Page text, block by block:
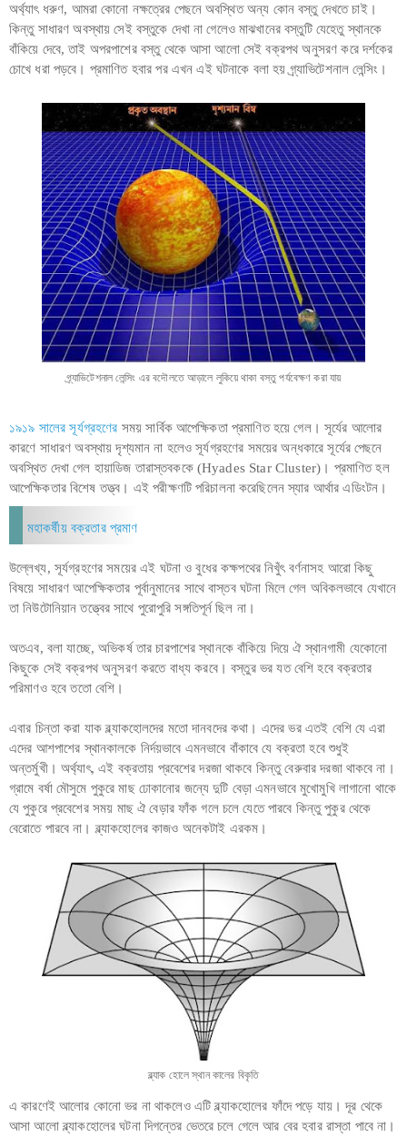
অর্থ্যাৎ ধরুণ, আমরা কোনো নক্ষত্রের পেছনে অবস্থিত অন্য কোন বস্তু দেখতে চাই।
কিন্তু সাধারণ অবস্থায় সেই বস্তুকে দেখা না গেলেও মাঝখানের বস্তুটি যেহেতু স্থানকে
বাঁকিয়ে দেবে, তাই অপরপাশের বস্তু থেকে আসা আলো সেই বক্রপথ অনুসরণ করে দর্শকের
চোখে ধরা পড়বে। প্রমাণিত হবার পর এখন এই ঘটনাকে বলা হয় গ্র্যাভিটেশনাল লেন্সিং।
গ্র্যাভিটেশনাল লেন্সিং এর বদৌলতে আড়ালে লুকিয়ে থাকা বস্তু পর্যবেক্ষণ করা যায়
১৯১৯ সালের সূর্যগ্রহণের সময় সার্বিক আপেক্ষিকতা প্রমাণিত হয়ে গেল। সূর্যের আলোর
কারণে সাধারণ অবস্থায় দৃশ্যমান না হলেও সূর্যগ্রহণের সময়ের অন্ধকারে সূর্যের পেছনে
অবস্থিত দেখা গেল হায়াডিজ তারাস্তবককে (Hyades Star Cluster)। প্রমাণিত হল
আপেক্ষিকতার বিশেষ তত্ত্ব। এই পরীক্ষণটি পরিচালনা করেছিলেন স্যার আর্থার এডিংটন।
মহাকর্ষীয় বক্রতার প্রমাণ
উল্লেখ্য, সূর্যগ্রহণের সময়ের এই ঘটনা ও বুধের কক্ষপথের নিখুঁৎ বর্ণনাসহ আরো কিছু
বিষয়ে সাধারণ আপেক্ষিকতার পূর্বানুমানের সাথে বাস্তব ঘটনা মিলে গেল অবিকলভাবে যেখানে
তা নিউটোনিয়ান তত্ত্বের সাথে পুরোপুরি সঙ্গতিপূর্ন ছিল না।
অতএব, বলা যাচ্ছে, অভিকর্ষ তার চারপাশের স্থানকে বাঁকিয়ে দিয়ে ঐ স্থানগামী যেকোনো
কিছুকে সেই বক্রপথ অনুসরণ করতে বাধ্য করবে। বস্তুর ভর যত বেশি হবে বক্রতার
পরিমাণও হবে ততো বেশি।
এবার চিন্তা করা যাক ব্ল্যাকহোলদের মতো দানবদের কথা। এদের ভর এতই বেশি যে এরা
এদের আশপাশের স্থানকালকে নির্দয়ভাবে এমনভাবে বাঁকাবে যে বক্রতা হবে শুধুই
অন্তর্মুখী। অর্থ্যাৎ, এই বক্রতায় প্রবেশের দরজা থাকবে কিন্তু বেরুবার দরজা থাকবে না।
গ্রামে বর্ষা মৌসুমে পুকুরে মাছ ঢোকানোর জন্যে দুটি বেড়া এমনভাবে মুখোমুখি লাগানো থাকে
যে পুকুরে প্রবেশের সময় মাছ ঐ বেড়ার ফাঁক গলে চলে যেতে পারবে কিন্তু পুকুর থেকে
বেরোতে পারবে না। ব্ল্যাকহোলের কাজও অনেকটাই এরকম।
ব্ল্যাক হোলে স্থান কালের বিকৃতি
এ কারণেই আলোর কোনো ভর না থাকলেও এটি ব্ল্যাকহোলের ফাঁদে পড়ে যায়। দূর থেকে
আসা আলো ব্ল্যাকহোলের ঘটনা দিগন্তের ভেতরে চলে গেলে আর বের হবার রাস্তা পাবে না।